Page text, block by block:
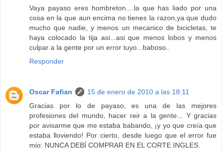
Vaya payaso eres hombreton....la que has liado por una
cosa en la que aun encima no tienes la razon,ya que dudo
mucho que nadie, y menos un mecanico de bicicletas, te
haya colocado la tija asi...asi que menos lobos y menos
culpar a la gente por un error tuyo...baboso..
Responder
Oscar Fafian
15 de enero de 2010 a las 18:11
Gracias por lo de payaso, es una de las mejores
profesiones del mundo, hacer reir a la gente... Y gracias
por avisarme que me estaba babando, ¡y yo que creía que
estaba lloviendo! Por cierto, desde luego que el error fue
mio: NUNCA DEBÍ COMPRAR EN EL CORTE INGLES.